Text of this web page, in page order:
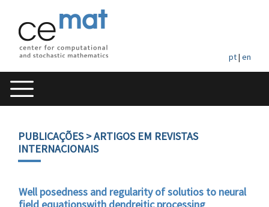
pt| en
PUBLICAÇÕES> ARTIGOS EM REVISTAS
INTERNACIONAIS
Well posedness and regularity of solutios to neural